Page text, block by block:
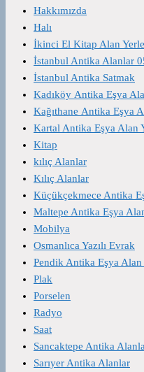
Hakkımızda
Halı
İkinci El Kitap Alan
İstanbul Antika Alanlar
İstanbul Antika Satmak
Kadıköy Antika Eşya
Kağıthane Antika Eşya
Kartal Antika Eşya Alan
Kitap
kılıç Alanlar
Kılıç Alanlar
Küçükçekmece Antika
Maltepe Antika Eşya
Mobilya
Osmanlıca Yazılı Evrak
Pendik Antika Eşya Alan
Plak
Porselen
Radyo
Saat
Sancaktepe Antika
Sarıyer Antika Alanlar